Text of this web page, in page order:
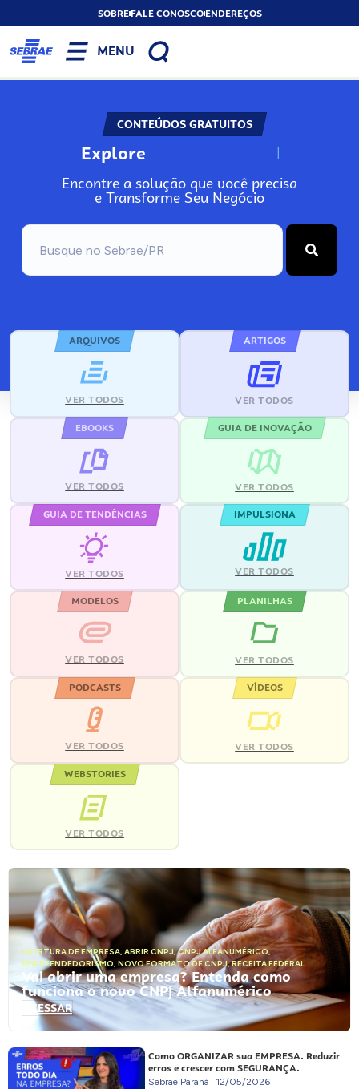
SOBREFALE CONOSCOENDEREÇOS
MENU
CONTEÚDOS GRATUITOS
Explore N
Encontre a solução que você precisa
e Transforme Seu Negócio
ARQUIVOS
VER TODOS
ARTIGOS
VER TODOS
EBOOKS
VER TODOS
GUIA DE INOVAÇÃO
VER TODOS
GUIA DE TENDÊNCIAS
VER TODOS
IMPULSIONA
VER TODOS
MODELOS
VER TODOS
PLANILHAS
VER TODOS
PODCASTS
VER TODOS
VÍDEOS
VER TODOS
WEBSTORIES
VER TODOS
ABERTURA DE EMPRESA, ABRIR CNPJ,CNPJ ALFANUMÉRICO,
EMPREENDEDORISMO, NOVO FORMATO DE CNPJ,RECEITA FEDERAL
Vai abrir uma empresa? Entenda como
funciona o novo CNPJ Alfanumérico
ACESSAR
Como ORGANIZAR sua EMPRESA. Reduzir
erros e crescer com SEGURANÇA.
Sebrae Paraná 12/05/2026